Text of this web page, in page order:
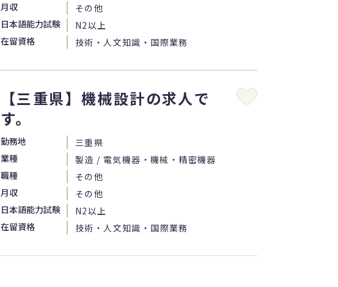
月収
その他
日本語能力試験
N2以上
在留資格
技術・人文知識・国際業務
【三重県】機械設計の求人で
す。
勤務地
三重県
業種
製造 / 電気機器・機械・精密機器
職種
その他
月収
その他
日本語能力試験
N2以上
在留資格
技術・人文知識・国際業務